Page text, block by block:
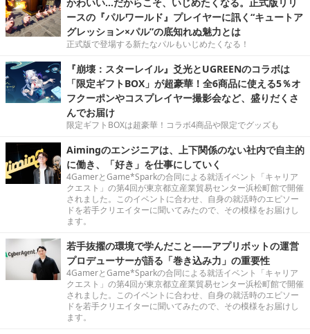
ースの『パルワールド』プレイヤーに訊く“キュートア
グレッション×パル”の底知れぬ魅力とは
正式版で登場する新たなパルもいじめたくなる！
『崩壊：スターレイル』爻光とUGREENのコラボは
「限定ギフトBOX」が超豪華！全6商品に使える5％オ
フクーポンやコスプレイヤー撮影会など、盛りだくさ
んでお届け
限定ギフトBOXは超豪華！コラボ4商品や限定でグッズも
Aimingのエンジニアは、上下関係のない社内で自主的
に働き、「好き」を仕事にしていく
4GamerとGame*Sparkの合同による就活イベント「キャリア
クエスト」の第4回が東京都立産業貿易センター浜松町館で開催
されました。このイベントに合わせ、自身の就活時のエピソー
ドを若手クリエイターに聞いてみたので、その模様をお届けし
ます。
若手抜擢の環境で学んだこと――アプリボットの運営
プロデューサーが語る「巻き込み力」の重要性
4GamerとGame*Sparkの合同による就活イベント「キャリア
クエスト」の第4回が東京都立産業貿易センター浜松町館で開催
されました。このイベントに合わせ、自身の就活時のエピソー
ドを若手クリエイターに聞いてみたので、その模様をお届けし
ます。